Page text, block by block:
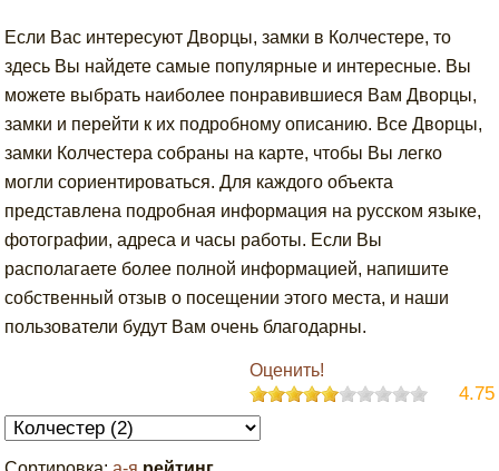
Если Вас интересуют Дворцы, замки в Колчестере, то
здесь Вы найдете самые популярные и интересные. Вы
можете выбрать наиболее понравившиеся Вам Дворцы,
замки и перейти к их подробному описанию. Все Дворцы,
замки Колчестера собраны на карте, чтобы Вы легко
могли сориентироваться. Для каждого объекта
представлена подробная информация на русском языке,
фотографии, адреса и часы работы. Если Вы
располагаете более полной информацией, напишите
собственный отзыв о посещении этого места, и наши
пользователи будут Вам очень благодарны.
Оценить!
4.75